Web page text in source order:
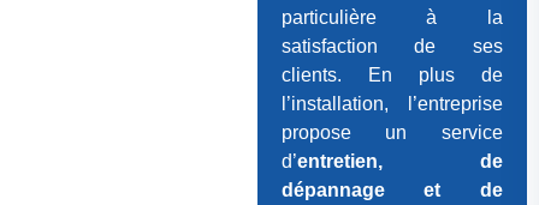
particulière à la
satisfaction de ses
clients. En plus de
l’installation, l’entreprise
propose un service
d’entretien, de
dépannage et de